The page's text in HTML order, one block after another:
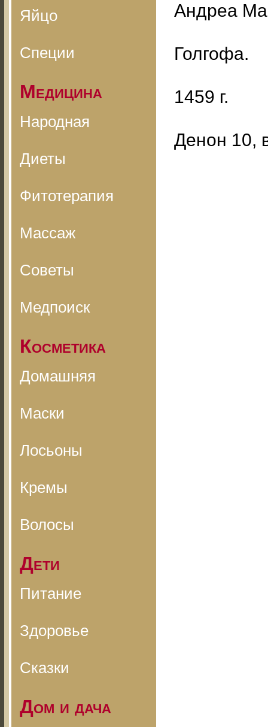
Яйцо
Специи
Медицина
Народная
Диеты
Фитотерапия
Массаж
Советы
Медпоиск
Косметика
Домашняя
Маски
Лосьоны
Кремы
Волосы
Дети
Питание
Здоровье
Сказки
Дом и дача
Андреа
Голгофа.
1459 г.
Денон 10,